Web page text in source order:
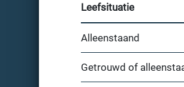
Leefsituatie
Alleenstaand
Getrouwd of